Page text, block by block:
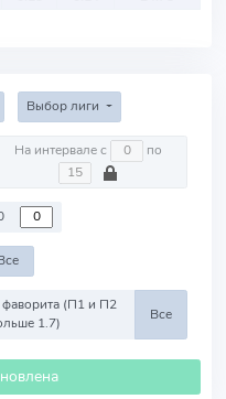
Выбор лиги
На интервале с по
фаворита (П1 и П2
1.7)
Все